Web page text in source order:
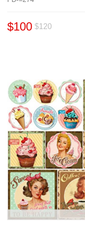
$100 $120